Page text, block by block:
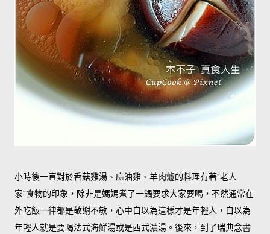
小時後一直對於香菇雞湯、麻油雞、羊肉爐的料理有著"老人
家"食物的印象，除非是媽媽煮了一鍋要求大家要喝，不然通常在
外吃飯一律都是敬謝不敏，心中自以為這樣才是年輕人，自以為
年輕人就是要喝法式海鮮湯或是西式濃湯。後來，到了瑞典念書